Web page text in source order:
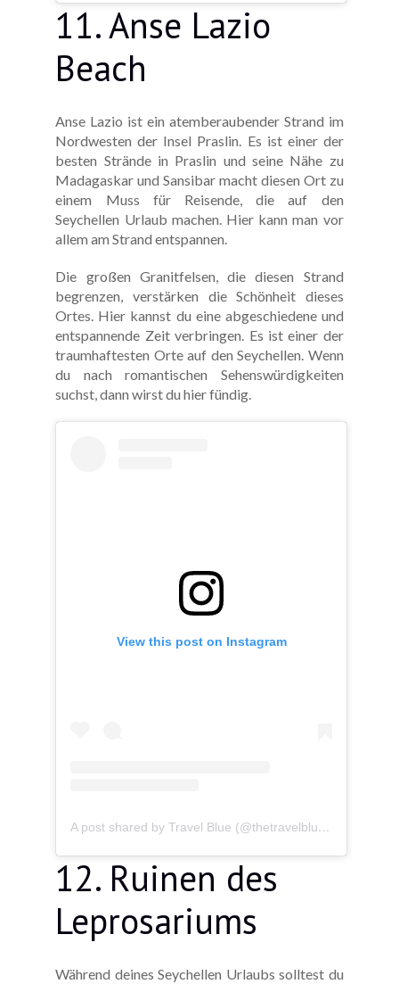
11. Anse Lazio
Beach
Anse Lazio ist ein atemberaubender Strand im
Nordwesten der Insel Praslin. Es ist einer der
besten Strände in Praslin und seine Nähe zu
Madagaskar und Sansibar macht diesen Ort zu
einem Muss für Reisende, die auf den
Seychellen Urlaub machen. Hier kann man vor
allem am Strand entspannen.
Die großen Granitfelsen, die diesen Strand
begrenzen, verstärken die Schönheit dieses
Ortes. Hier kannst du eine abgeschiedene und
entspannende Zeit verbringen. Es ist einer der
traumhaftesten Orte auf den Seychellen. Wenn
du nach romantischen Sehenswürdigkeiten
suchst, dann wirst du hier fündig.
View this post on Instagram
A post shared by Travel Blue (@thetravelblue)
12. Ruinen des
Leprosariums
Während deines Seychellen Urlaubs solltest du